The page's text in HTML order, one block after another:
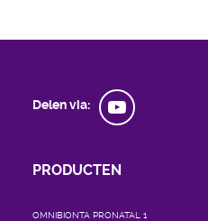
PRODUCTEN
OMNIBIONTA PRONATAL 1
Delen via: